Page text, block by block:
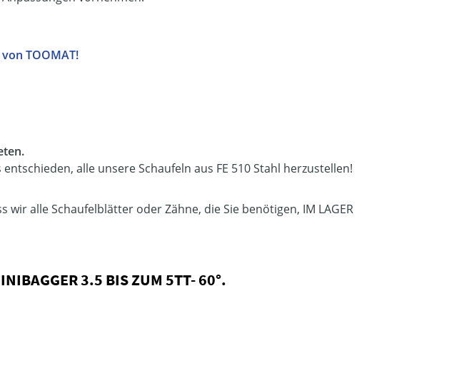
TOOMAT!
alle unsere Schaufeln aus FE 510 Stahl herzustellen!
alle Schaufelblätter oder Zähne, die Sie benötigen, IM LAGER
3.5 BIS ZUM 5TT- 60°.